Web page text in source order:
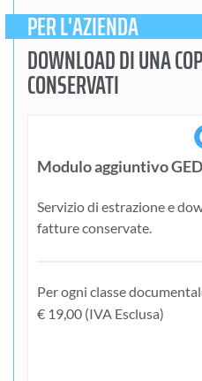
PER L'AZIENDA
DOWNLOAD DI UNA
CONSERVATI
Modulo aggiuntivo
Servizio di estrazione e
fatture conservate.
Per ogni classe
€ 19,00 (IVA Esclusa)